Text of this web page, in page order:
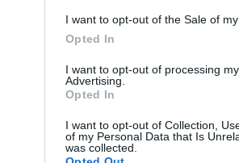
I want to opt-out of the Sale of
Opted In
I want to opt-out of processing
Advertising.
Opted In
I want to opt-out of Collection,
of my Personal Data that Is
was collected.
Hírek